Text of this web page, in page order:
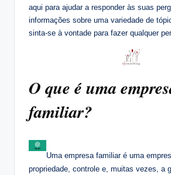
aqui para ajudar a responder às suas
informações sobre uma variedade de
sinta-se à vontade para fazer qualquer
O que é uma
familiar?
Uma empresa familiar é uma
propriedade, controle e, muitas vezes, a